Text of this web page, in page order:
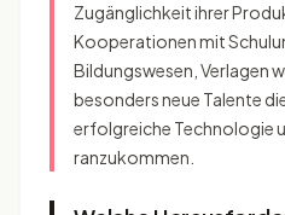
Zugänglichkeit ihrer
Kooperationen mit
Bildungswesen, Verlagen
besonders neue Talente
erfolgreiche Technologie
ranzukommen.